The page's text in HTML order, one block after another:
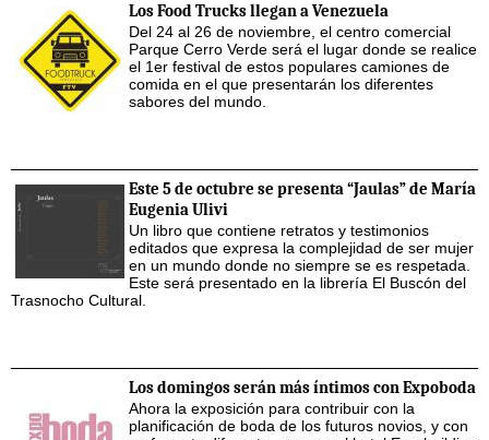
Los Food Trucks llegan a Venezuela
Del 24 al 26 de noviembre, el centro comercial
Parque Cerro Verde será el lugar donde se realice
el 1er festival de estos populares camiones de
comida en el que presentarán los diferentes
sabores del mundo.
Este 5 de octubre se presenta “Jaulas” de María
Eugenia Ulivi
Un libro que contiene retratos y testimonios
editados que expresa la complejidad de ser mujer
en un mundo donde no siempre se es respetada.
Este será presentado en la librería El Buscón del
Trasnocho Cultural.
Los domingos serán más íntimos con Expoboda
Ahora la exposición para contribuir con la
planificación de boda de los futuros novios, y con